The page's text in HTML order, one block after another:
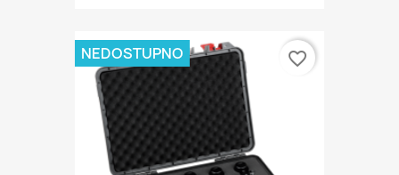
NEDOSTUPNO favorite_border